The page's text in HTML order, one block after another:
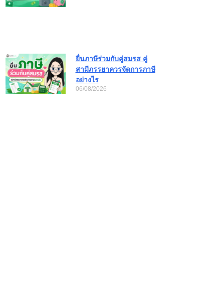
ยื่นภาษีร่วมกับคู่สมรส คู่
สามีภรรยาควรจัดการภาษี
อย่างไร
06/08/2026